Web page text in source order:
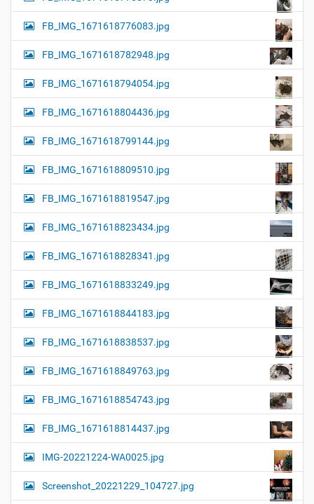
FB_IMG_1671618776083.jpg
FB_IMG_1671618782948.jpg
FB_IMG_1671618794054.jpg
FB_IMG_1671618804436.jpg
FB_IMG_1671618799144.jpg
FB_IMG_1671618809510.jpg
FB_IMG_1671618819547.jpg
FB_IMG_1671618823434.jpg
FB_IMG_1671618828341.jpg
FB_IMG_1671618833249.jpg
FB_IMG_1671618844183.jpg
FB_IMG_1671618838537.jpg
FB_IMG_1671618849763.jpg
FB_IMG_1671618854743.jpg
FB_IMG_1671618814437.jpg
IMG-20221224-WA0025.jpg
Screenshot_20221229_104727.jpg